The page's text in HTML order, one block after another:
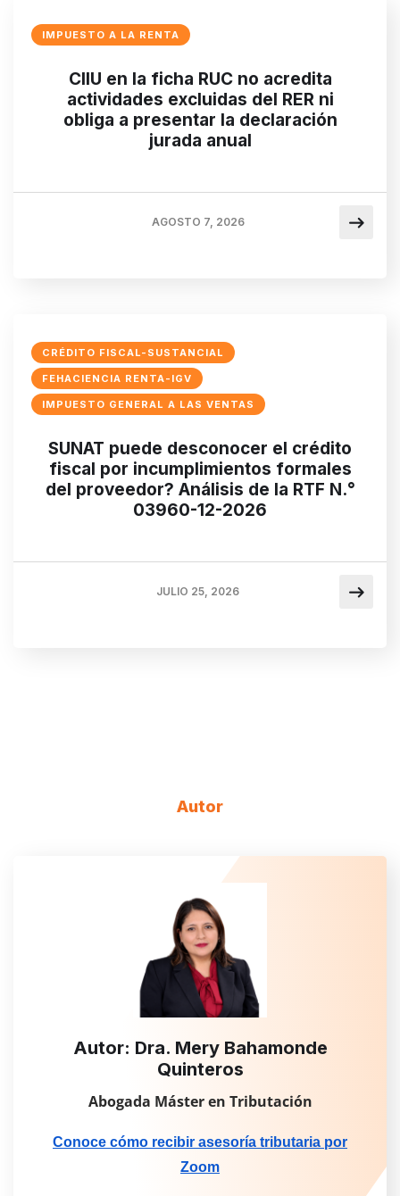
IMPUESTO A LA RENTA
CIIU en la ficha RUC no acredita
actividades excluidas del RER ni
obliga a presentar la declaración
jurada anual
AGOSTO 7, 2026
CRÉDITO FISCAL-SUSTANCIAL
FEHACIENCIA RENTA-IGV
IMPUESTO GENERAL A LAS VENTAS
SUNAT puede desconocer el crédito
fiscal por incumplimientos formales
del proveedor? Análisis de la RTF N.°
03960-12-2026
JULIO 25, 2026
Autor
Autor: Dra. Mery Bahamonde
Quinteros
Abogada Máster en Tributación
Conoce cómo recibir asesoría tributaria por
Zoom